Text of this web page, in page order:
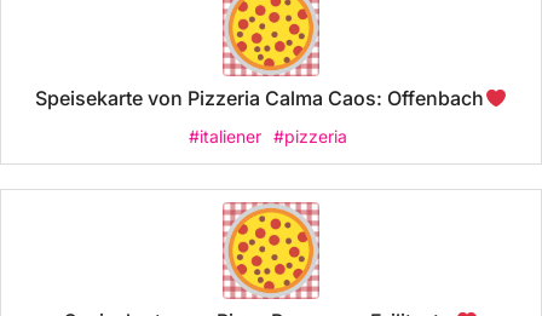
Speisekarte von Pizzeria Calma Caos: Offenbach
#italiener #pizzeria